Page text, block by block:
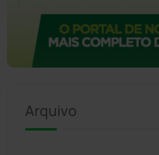
Arquivo